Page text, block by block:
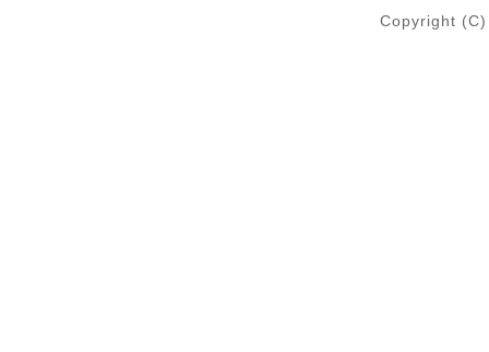
Copyright